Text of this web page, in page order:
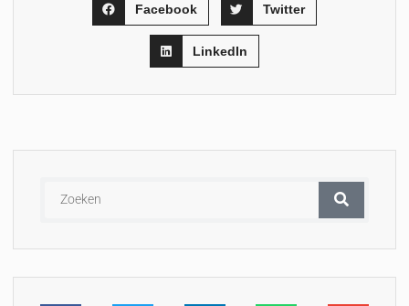
Facebook Twitter
LinkedIn